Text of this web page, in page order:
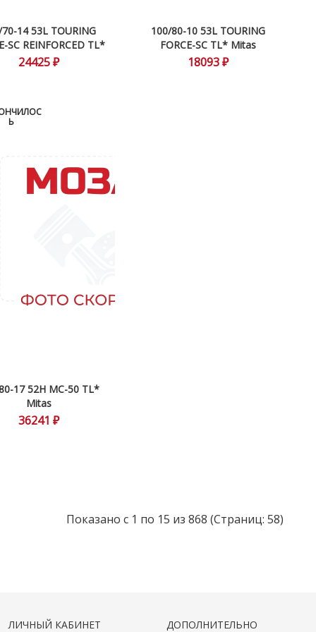
14 53L TOURING
SC REINFORCED TL*
Mitas
24425 ₽
100/80-10 53L TOURING
FORCE-SC TL* Mitas
18093 ₽
Ь
17 52H MC-50 TL*
Mitas
36241 ₽
Показано с 1 по 15 из 868 (Страниц: 58)
ЛИЧНЫЙ КАБИНЕТ ДОПОЛНИТЕЛЬНО